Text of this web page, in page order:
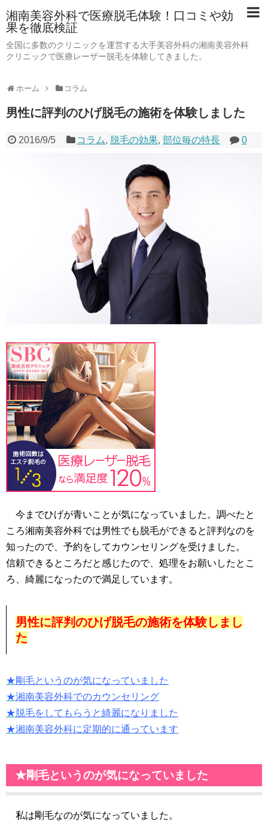
湘南美容外科で医療脱毛体験！口コミや効
果を徹底検証
全国に多数のクリニックを運営する大手美容外科の湘南美容外科
クリニックで医療レーザー脱毛を体験してきました。
ホーム コラム
男性に評判のひげ脱毛の施術を体験しました
2016/9/5 コラム, 脱毛の効果,部位毎の特長 0
今までひげが青いことが気になっていました。調べたと
ころ湘南美容外科では男性でも脱毛ができると評判なのを
知ったので、予約をしてカウンセリングを受けました。
信頼できるところだと感じたので、処理をお願いしたとこ
ろ、綺麗になったので満足しています。
男性に評判のひげ脱毛の施術を体験しまし
た
★剛毛というのが気になっていました
★湘南美容外科でのカウンセリング
★脱毛をしてもらうと綺麗になりました
★湘南美容外科に定期的に通っています
★剛毛というのが気になっていました
私は剛毛なのが気になっていました。